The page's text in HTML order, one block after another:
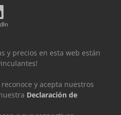
y precios en esta web están
y acepta nuestros
Declaración de